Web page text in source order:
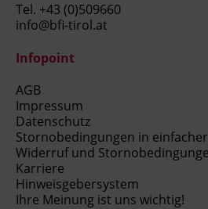
Tel. +43 (0)509660
info@bfi-tirol.at
Infopoint
AGB
Impressum
Datenschutz
Stornobedingungen in
Widerruf und
Karriere
Hinweisgebersystem
Ihre Meinung ist uns wichtig!